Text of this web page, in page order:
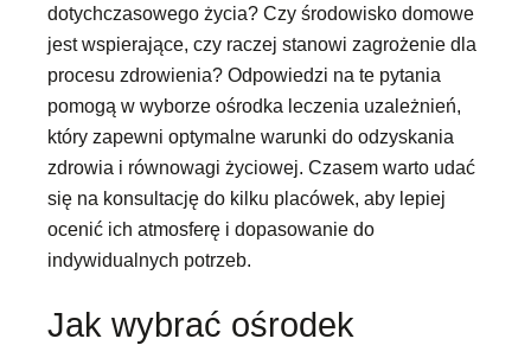
dotychczasowego życia? Czy środowisko domowe
jest wspierające, czy raczej stanowi zagrożenie dla
procesu zdrowienia? Odpowiedzi na te pytania
pomogą w wyborze ośrodka leczenia uzależnień,
który zapewni optymalne warunki do odzyskania
zdrowia i równowagi życiowej. Czasem warto udać
się na konsultację do kilku placówek, aby lepiej
ocenić ich atmosferę i dopasowanie do
indywidualnych potrzeb.
Jak wybrać ośrodek